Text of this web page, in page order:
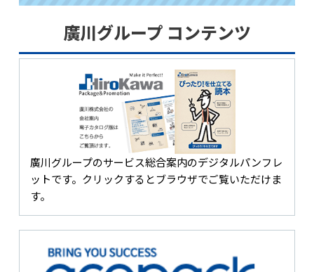
廣川グループ コンテンツ
廣川グループのサービス総合案内のデジタルパンフレ
ットです。クリックするとブラウザでご覧いただけま
す。